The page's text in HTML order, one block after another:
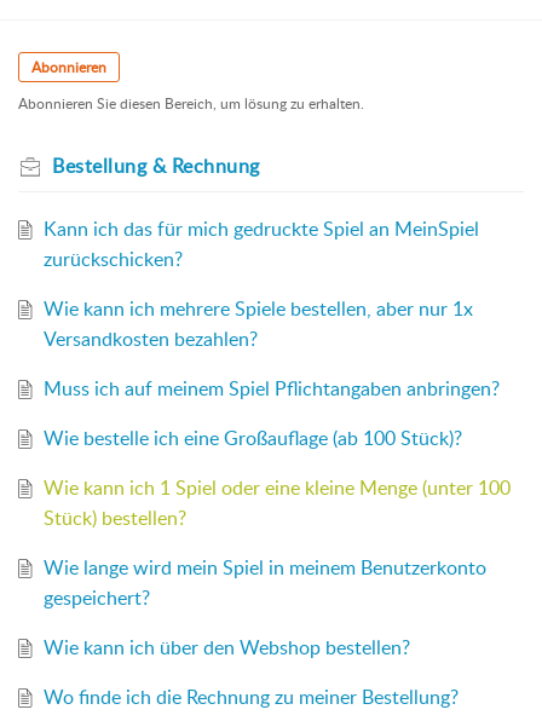
Abonnieren
Abonnieren Sie diesen Bereich, um lösung zu erhalten.
Bestellung & Rechnung
Kann ich das für mich gedruckte Spiel an MeinSpiel
zurückschicken?
Wie kann ich mehrere Spiele bestellen, aber nur 1x
Versandkosten bezahlen?
Muss ich auf meinem Spiel Pflichtangaben anbringen?
Wie bestelle ich eine Großauflage (ab 100 Stück)?
Wie kann ich 1 Spiel oder eine kleine Menge (unter 100
Stück) bestellen?
Wie lange wird mein Spiel in meinem Benutzerkonto
gespeichert?
Wie kann ich über den Webshop bestellen?
Wo finde ich die Rechnung zu meiner Bestellung?